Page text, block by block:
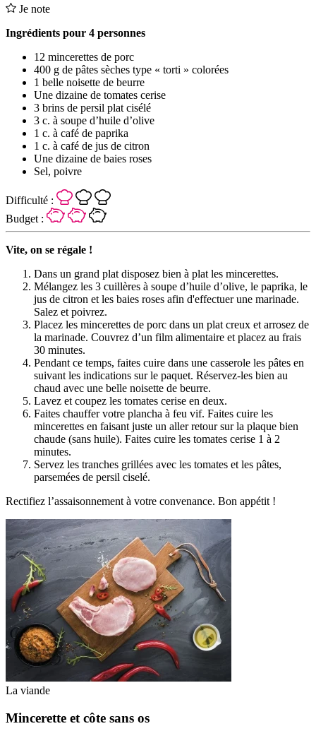
Je note
Ingrédients pour 4 personnes
12 mincerettes de porc
400 g de pâtes sèches type « torti » colorées
1 belle noisette de beurre
Une dizaine de tomates cerise
3 brins de persil plat cisélé
3 c. à soupe d’huile d’olive
1 c. à café de paprika
1 c. à café de jus de citron
Une dizaine de baies roses
Sel, poivre
Difficulté :
Budget :
Vite, on se régale !
Dans un grand plat disposez bien à plat les mincerettes.
Mélangez les 3 cuillères à soupe d’huile d’olive, le paprika, le
jus de citron et les baies roses afin d'effectuer une marinade.
Salez et poivrez.
Placez les mincerettes de porc dans un plat creux et arrosez de
la marinade. Couvrez d’un film alimentaire et placez au frais
30 minutes.
Pendant ce temps, faites cuire dans une casserole les pâtes en
suivant les indications sur le paquet. Réservez-les bien au
chaud avec une belle noisette de beurre.
Lavez et coupez les tomates cerise en deux.
Faites chauffer votre plancha à feu vif. Faites cuire les
mincerettes en faisant juste un aller retour sur la plaque bien
chaude (sans huile). Faites cuire les tomates cerise 1 à 2
minutes.
Servez les tranches grillées avec les tomates et les pâtes,
parsemées de persil ciselé.
Rectifiez l’assaisonnement à votre convenance. Bon appétit !
La viande
Mincerette et côte sans os